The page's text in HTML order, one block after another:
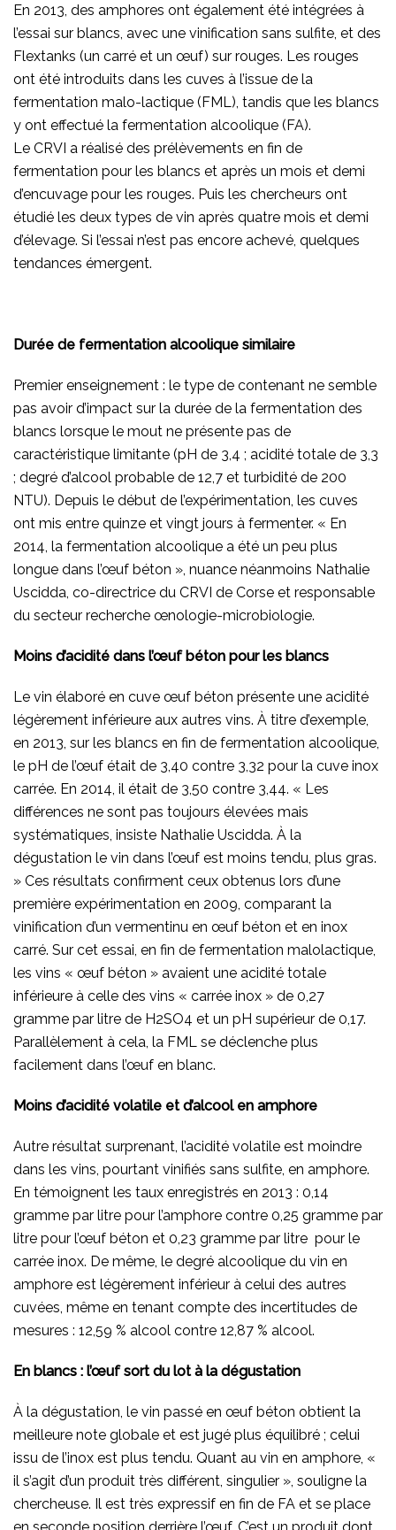
En 2013, des amphores ont également été intégrées à
l’essai sur blancs, avec une vinification sans sulfite, et des
Flextanks (un carré et un œuf) sur rouges. Les rouges
ont été introduits dans les cuves à l’issue de la
fermentation malo-lactique (FML), tandis que les blancs
y ont effectué la fermentation alcoolique (FA).
Le CRVI a réalisé des prélèvements en fin de
fermentation pour les blancs et après un mois et demi
d’encuvage pour les rouges. Puis les chercheurs ont
étudié les deux types de vin après quatre mois et demi
d’élevage. Si l’essai n’est pas encore achevé, quelques
tendances émergent.
Durée de fermentation alcoolique similaire
Premier enseignement : le type de contenant ne semble
pas avoir d’impact sur la durée de la fermentation des
blancs lorsque le mout ne présente pas de
caractéristique limitante (pH de 3,4 ; acidité totale de 3,3
; degré d’alcool probable de 12,7 et turbidité de 200
NTU). Depuis le début de l’expérimentation, les cuves
ont mis entre quinze et vingt jours à fermenter. « En
2014, la fermentation alcoolique a été un peu plus
longue dans l’œuf béton », nuance néanmoins Nathalie
Uscidda, co-directrice du CRVI de Corse et responsable
du secteur recherche œnologie-microbiologie.
Moins d’acidité dans l’œuf béton pour les blancs
Le vin élaboré en cuve œuf béton présente une acidité
légèrement inférieure aux autres vins. À titre d’exemple,
en 2013, sur les blancs en fin de fermentation alcoolique,
le pH de l’œuf était de 3,40 contre 3,32 pour la cuve inox
carrée. En 2014, il était de 3,50 contre 3,44. « Les
différences ne sont pas toujours élevées mais
systématiques, insiste Nathalie Uscidda. À la
dégustation le vin dans l’œuf est moins tendu, plus gras.
» Ces résultats confirment ceux obtenus lors d’une
première expérimentation en 2009, comparant la
vinification d’un vermentinu en œuf béton et en inox
carré. Sur cet essai, en fin de fermentation malolactique,
les vins « œuf béton » avaient une acidité totale
inférieure à celle des vins « carrée inox » de 0,27
gramme par litre de H2SO4 et un pH supérieur de 0,17.
Parallèlement à cela, la FML se déclenche plus
facilement dans l’œuf en blanc.
Moins d’acidité volatile et d’alcool en amphore
Autre résultat surprenant, l’acidité volatile est moindre
dans les vins, pourtant vinifiés sans sulfite, en amphore.
En témoignent les taux enregistrés en 2013 : 0,14
gramme par litre pour l’amphore contre 0,25 gramme par
litre pour l’œuf béton et 0,23 gramme par litre pour le
carrée inox. De même, le degré alcoolique du vin en
amphore est légèrement inférieur à celui des autres
cuvées, même en tenant compte des incertitudes de
mesures : 12,59 % alcool contre 12,87 % alcool.
En blancs : l’œuf sort du lot à la dégustation
À la dégustation, le vin passé en œuf béton obtient la
meilleure note globale et est jugé plus équilibré ; celui
issu de l’inox est plus tendu. Quant au vin en amphore, «
il s’agit d’un produit très différent, singulier », souligne la
chercheuse. Il est très expressif en fin de FA et se place
en seconde position derrière l’œuf. C’est un produit dont